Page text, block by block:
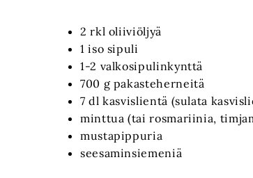
2 rkl oliiviöljyä
1 iso sipuli
1-2 valkosipulinkynttä
700 g pakasteherneitä
7 dl kasvislientä (sulata
minttua (tai rosmariinia,
mustapippuria
seesaminsiemeniä